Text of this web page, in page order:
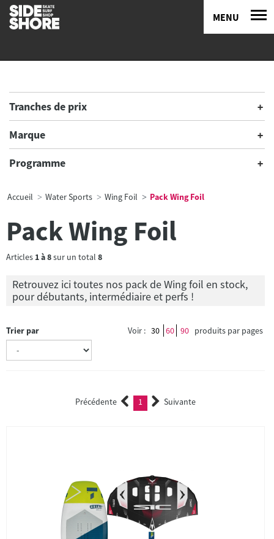
MENU
Tranches de prix
Marque
Programme
Accueil Water Sports Wing Foil Pack Wing Foil
Pack Wing Foil
Articles 1à8sur un total 8
Retrouvez ici toutes nos pack de Wing foil en stock,
pour débutants, intermédiaire et perfs !
Trier par Voir : 30 60 90 produits par pages
Précédente 1 (current)Suivante